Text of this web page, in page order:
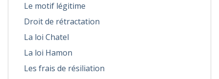
Le motif légitime
Droit de rétractation
La loi Chatel
La loi Hamon
Les frais de résiliation